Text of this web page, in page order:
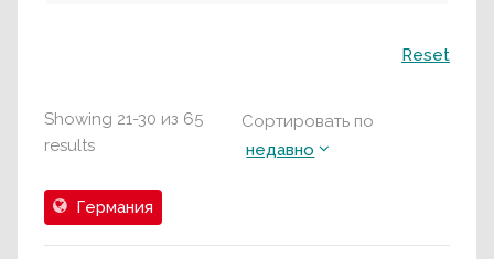
Showing 21-30 из 65
results
Сортировать по
недавно
Германия
Reset